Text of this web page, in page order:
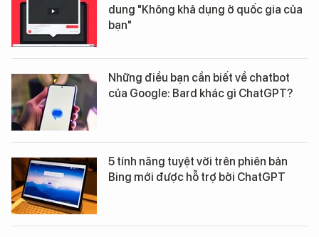
dung "Không khả dụng ở quốc gia của
bạn"
Những điều bạn cần biết về chatbot
của Google: Bard khác gì ChatGPT?
5 tính năng tuyệt vời trên phiên bản
Bing mới được hỗ trợ bởi ChatGPT